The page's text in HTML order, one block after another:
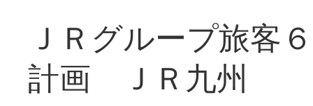
ＪＲグループ旅客
計画 ＪＲ九州